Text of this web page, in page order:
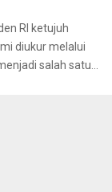
RI ketujuh
diukur melalui
salah satu...